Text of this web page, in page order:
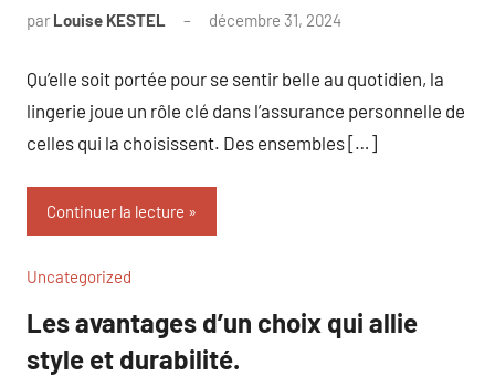
par Louise KESTEL décembre 31, 2024
Qu’elle soit portée pour se sentir belle au quotidien, la
lingerie joue un rôle clé dans l’assurance personnelle de
celles qui la choisissent. Des ensembles […]
Continuer la lecture
Uncategorized
Les avantages d’un choix qui allie
style et durabilité.